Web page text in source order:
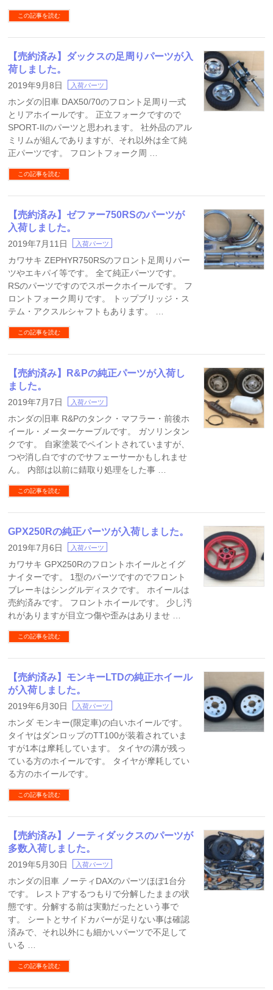
この記事を読む
【売約済み】ダックスの足周りパーツが入
荷しました。
2019年9月8日 入荷パーツ
ホンダの旧車 DAX50/70のフロント足周り一式
とリアホイールです。 正立フォークですので
SPORT-IIのパーツと思われます。 社外品のアル
ミリムが組んでありますが、それ以外は全て純
正パーツです。 フロントフォーク周 …
この記事を読む
【売約済み】ゼファー750RSのパーツが
入荷しました。
2019年7月11日 入荷パーツ
カワサキ ZEPHYR750RSのフロント足周りパー
ツやエキパイ等です。 全て純正パーツです。
RSのパーツですのでスポークホイールです。 フ
ロントフォーク周りです。 トップブリッジ・ス
テム・アクスルシャフトもあります。 …
この記事を読む
【売約済み】R&Pの純正パーツが入荷し
ました。
2019年7月7日 入荷パーツ
ホンダの旧車 R&Pのタンク・マフラー・前後ホ
イール・メーターケーブルです。 ガソリンタン
クです。 自家塗装でペイントされていますが、
つや消し白ですのでサフェーサーかもしれませ
ん。 内部は以前に錆取り処理をした事 …
この記事を読む
GPX250Rの純正パーツが入荷しました。
2019年7月6日 入荷パーツ
カワサキ GPX250Rのフロントホイールとイグ
ナイターです。 1型のパーツですのでフロント
ブレーキはシングルディスクです。 ホイールは
売約済みです。 フロントホイールです。 少し汚
れがありますが目立つ傷や歪みはありませ …
この記事を読む
【売約済み】モンキーLTDの純正ホイール
が入荷しました。
2019年6月30日 入荷パーツ
ホンダ モンキー(限定車)の白いホイールです。
タイヤはダンロップのTT100が装着されていま
すが1本は摩耗しています。 タイヤの溝が残っ
ている方のホイールです。 タイヤが摩耗してい
る方のホイールです。
この記事を読む
【売約済み】ノーティダックスのパーツが
多数入荷しました。
2019年5月30日 入荷パーツ
ホンダの旧車 ノーティDAXのパーツほぼ1台分
です。 レストアするつもりで分解したままの状
態です。分解する前は実動だったという事で
す。 シートとサイドカバーが足りない事は確認
済みで、それ以外にも細かいパーツで不足して
いる …
この記事を読む